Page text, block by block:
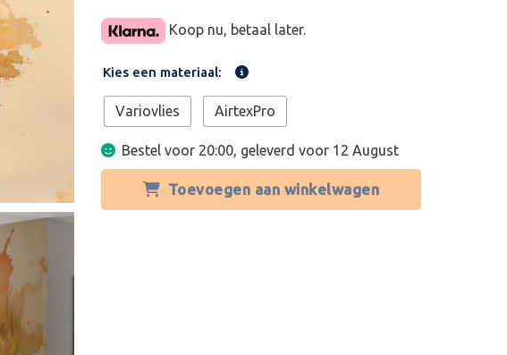
Koop nu, betaal later.
Kies een materiaal:
Variovlies AirtexPro
Bestel voor 20:00, geleverd voor 12 August
Toevoegen aan winkelwagen